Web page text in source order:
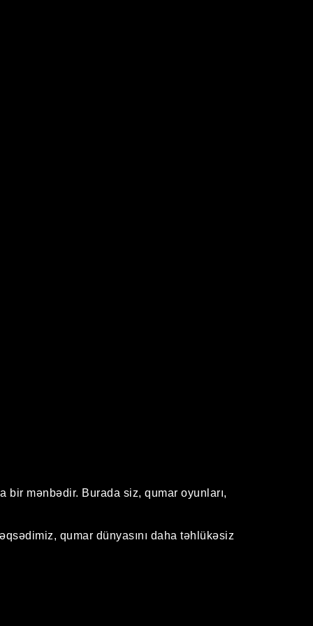
bir mənbədir. Burada siz, qumar oyunları,
qumar dünyasını daha təhlükəsiz